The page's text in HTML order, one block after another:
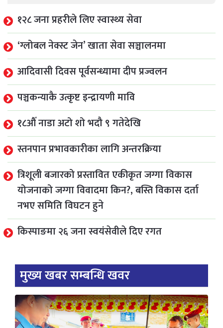
१२८ जना प्रहरीले लिए स्वास्थ्य सेवा
‘ग्लोबल नेक्स्ट जेन’ खाता सेवा सञ्चालनमा
आदिवासी दिवस पूर्वसन्ध्यामा दीप प्रज्वलन
पञ्चकन्याकै उत्कृष्ट इन्द्रायणी मावि
१८औँ नाडा अटो शो भदौ ९ गतेदेखि
स्तनपान प्रभावकारीका लागि अन्तरक्रिया
त्रिशूली बजारको प्रस्तावित एकीकृत जग्गा विकास
योजनाको जग्गा विवादमा किन?, बस्ति विकास दर्ता
नभए समिति विघटन हुने
किस्पाङमा २६ जना स्वयंसेवीले दिए रगत
मुख्य खबर सम्बन्धि खवर